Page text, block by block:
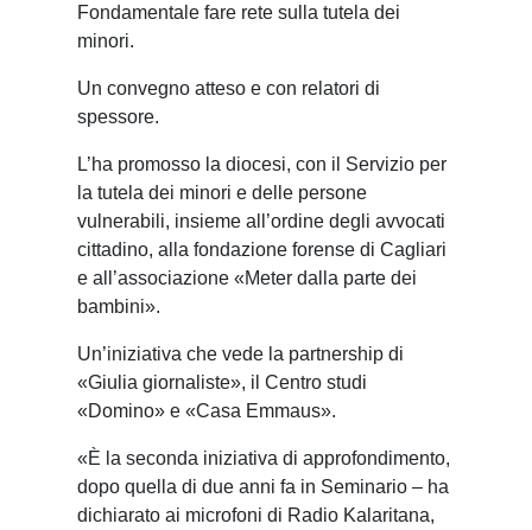
Fondamentale fare rete sulla tutela dei
minori.
Un convegno atteso e con relatori di
spessore.
L’ha promosso la diocesi, con il Servizio per
la tutela dei minori e delle persone
vulnerabili, insieme all’ordine degli avvocati
cittadino, alla fondazione forense di Cagliari
e all’associazione «Meter dalla parte dei
bambini».
Un’iniziativa che vede la partnership di
«Giulia giornaliste», il Centro studi
«Domino» e «Casa Emmaus».
«È la seconda iniziativa di approfondimento,
dopo quella di due anni fa in Seminario – ha
dichiarato ai microfoni di Radio Kalaritana,